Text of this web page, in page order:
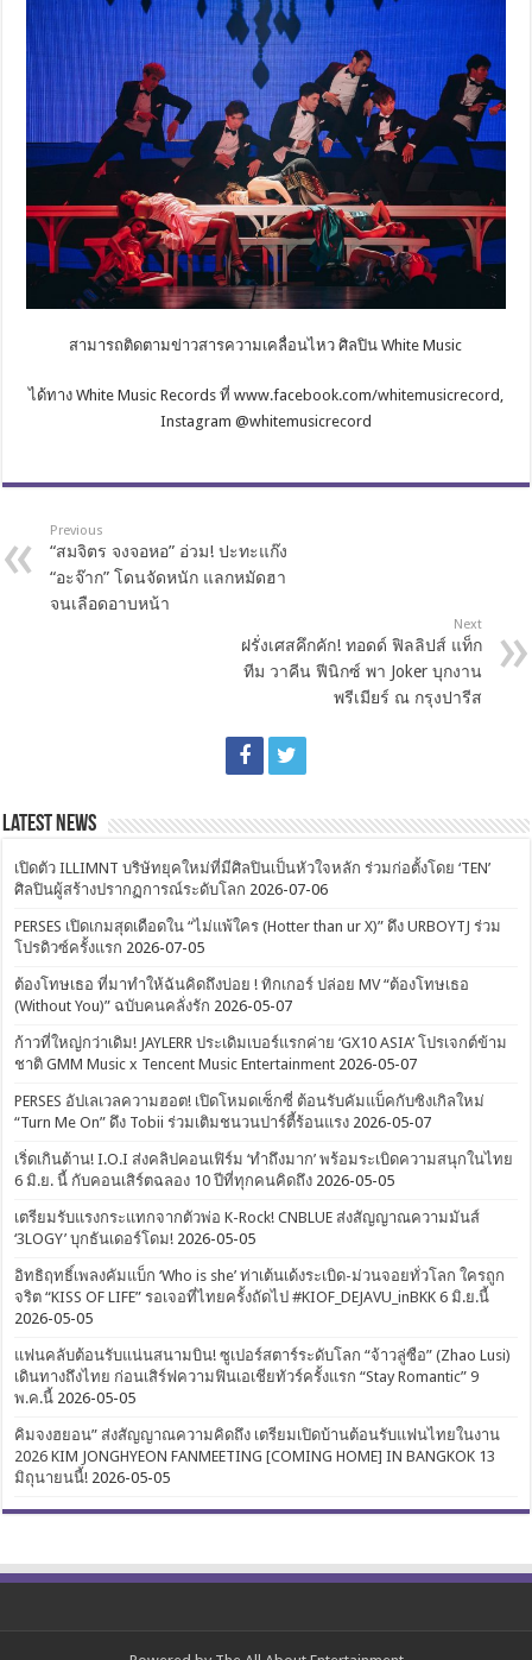
สามารถติดตามข่าวสารความเคลื่อนไหว ศิลปิน White Music
ได้ทาง White Music Records ที่ www.facebook.com/whitemusicrecord,
Instagram @whitemusicrecord
Previous
“สมจิตร จงจอหอ” อ่วม! ปะทะแก๊ง
“อะจ๊าก” โดนจัดหนัก แลกหมัดฮา
จนเลือดอาบหน้า
Next
ฝรั่งเศสคึกคัก! ทอดด์ ฟิลลิปส์ แท็ก
ทีม วาคีน ฟีนิกซ์ พา Joker บุกงาน
พรีเมียร์ ณ กรุงปารีส
Latest News
เปิดตัว ILLIMNT บริษัทยุคใหม่ที่มีศิลปินเป็นหัวใจหลัก ร่วมก่อตั้งโดย ‘TEN’
ศิลปินผู้สร้างปรากฏการณ์ระดับโลก 2026-07-06
PERSES เปิดเกมสุดเดือดใน “ไม่แพ้ใคร (Hotter than ur X)” ดึง URBOYTJ ร่วม
โปรดิวซ์ครั้งแรก 2026-07-05
ต้องโทษเธอ ที่มาทำให้ฉันคิดถึงบ่อย ! ทิกเกอร์ ปล่อย MV “ต้องโทษเธอ
(Without You)” ฉบับคนคลั่งรัก 2026-05-07
ก้าวที่ใหญ่กว่าเดิม! JAYLERR ประเดิมเบอร์แรกค่าย ‘GX10 ASIA’ โปรเจกต์ข้าม
ชาติ GMM Music x Tencent Music Entertainment 2026-05-07
PERSES อัปเลเวลความฮอต! เปิดโหมดเซ็กซี่ ต้อนรับคัมแบ็คกับซิงเกิลใหม่
“Turn Me On” ดึง Tobii ร่วมเติมชนวนปาร์ตี้ร้อนแรง 2026-05-07
เริ่ดเกินต้าน! I.O.I ส่งคลิปคอนเฟิร์ม ‘ทำถึงมาก’ พร้อมระเบิดความสนุกในไทย
6 มิ.ย. นี้ กับคอนเสิร์ตฉลอง 10 ปีที่ทุกคนคิดถึง 2026-05-05
เตรียมรับแรงกระแทกจากตัวพ่อ K-Rock! CNBLUE ส่งสัญญาณความมันส์
‘3LOGY’ บุกธันเดอร์โดม! 2026-05-05
อิทธิฤทธิ์เพลงคัมแบ็ก ‘Who is she’ ท่าเต้นเด้งระเบิด-ม่วนจอยทั่วโลก ใครถูก
จริต “KISS OF LIFE” รอเจอที่ไทยครั้งถัดไป #KIOF_DEJAVU_inBKK 6 มิ.ย.นี้
2026-05-05
แฟนคลับต้อนรับแน่นสนามบิน! ซูเปอร์สตาร์ระดับโลก “จ้าวลู่ซือ” (Zhao Lusi)
เดินทางถึงไทย ก่อนเสิร์ฟความฟินเอเชียทัวร์ครั้งแรก “Stay Romantic” 9
พ.ค.นี้ 2026-05-05
คิมจงฮยอน” ส่งสัญญาณความคิดถึง เตรียมเปิดบ้านต้อนรับแฟนไทยในงาน
2026 KIM JONGHYEON FANMEETING [COMING HOME] IN BANGKOK 13
มิถุนายนนี้! 2026-05-05